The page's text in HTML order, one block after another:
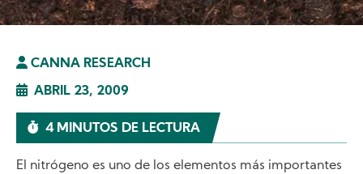
CANNA RESEARCH
ABRIL 23, 2009
4 MINUTOS DE LECTURA
El nitrógeno es uno de los elementos más importantes